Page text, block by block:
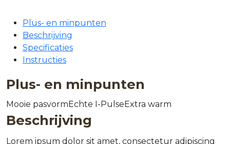
Plus- en minpunten
Beschrijving
Specificaties
Instructies
Plus- en minpunten
Mooie pasvormEchte I-PulseExtra warm
Beschrijving
Lorem ipsum dolor sit amet, consectetur adipiscing